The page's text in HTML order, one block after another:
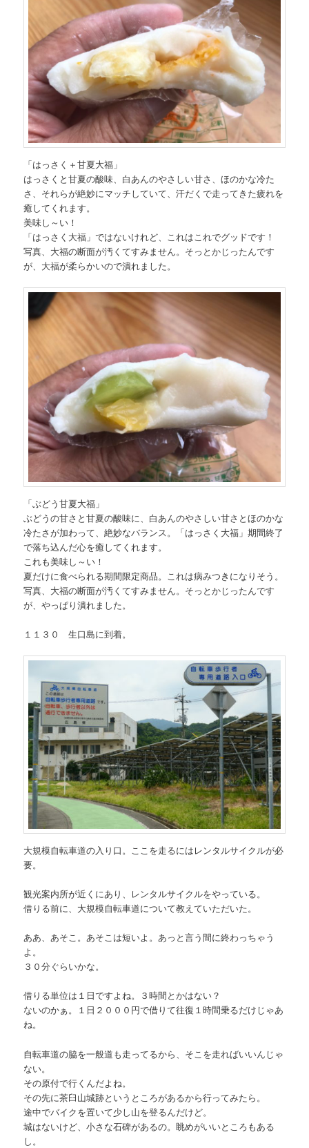
「はっさく＋甘夏大福」
はっさくと甘夏の酸味、白あんのやさしい甘さ、ほのかな冷た
さ、それらが絶妙にマッチしていて、汗だくで走ってきた疲れを
癒してくれます。
美味し～い！
「はっさく大福」ではないけれど、これはこれでグッドです！
写真、大福の断面が汚くてすみません。そっとかじったんです
が、大福が柔らかいので潰れました。
「ぶどう甘夏大福」
ぶどうの甘さと甘夏の酸味に、白あんのやさしい甘さとほのかな
冷たさが加わって、絶妙なバランス。「はっさく大福」期間終了
で落ち込んだ心を癒してくれます。
これも美味し～い！
夏だけに食べられる期間限定商品。これは病みつきになりそう。
写真、大福の断面が汚くてすみません。そっとかじったんです
が、やっぱり潰れました。
１１３０ 生口島に到着。
大規模自転車道の入り口。ここを走るにはレンタルサイクルが必
要。
観光案内所が近くにあり、レンタルサイクルをやっている。
借りる前に、大規模自転車道について教えていただいた。
ああ、あそこ。あそこは短いよ。あっと言う間に終わっちゃう
よ。
３０分ぐらいかな。
借りる単位は１日ですよね。３時間とかはない？
ないのかぁ。１日２０００円で借りて往復１時間乗るだけじゃあ
ね。
自転車道の脇を一般道も走ってるから、そこを走ればいいんじゃ
ない。
その原付で行くんだよね。
その先に茶臼山城跡というところがあるから行ってみたら。
途中でバイクを置いて少し山を登るんだけど。
城はないけど、小さな石碑があるの。眺めがいいところもある
し。